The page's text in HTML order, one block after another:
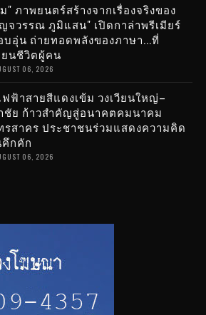
" ภาพยนตร์สร้างจากเรื่องจริงของ
จวรรณ ภูมิแสน" เปิดกาล่าพรีเมียร์
บอุ่น ถ่ายทอดพลังของภาษา...ที่
ยนชีวิตผู้คน
06, 2026
ฟฟ้าสายสีแดงเข้ม วงเวียนใหญ่–
ชัย ก้าวสำคัญสู่อนาคตคมนาคม
รสาคร ประชาชนร่วมแสดงความคิด
คึกคัก
06, 2026